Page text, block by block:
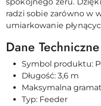
radzi sobie zarówno w
umiarkowanie
Dane Techniczne
Symbol produktu:
Długość: 3,6 m
Maksymalna
Typ: Feeder